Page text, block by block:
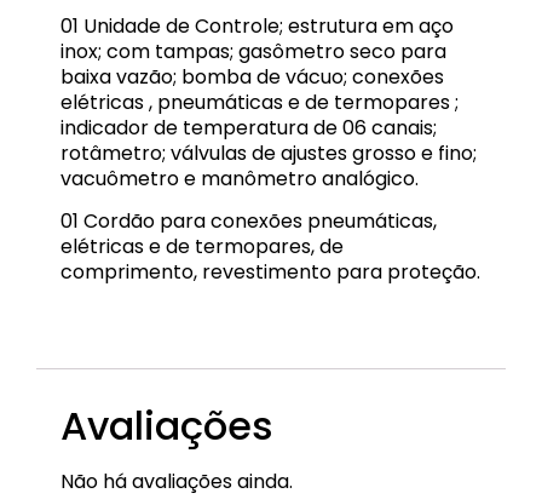
01 Unidade de Controle; estrutura em aço
inox; com tampas; gasômetro seco para
baixa vazão; bomba de vácuo; conexões
elétricas , pneumáticas e de termopares ;
indicador de temperatura de 06 canais;
rotâmetro; válvulas de ajustes grosso e fino;
vacuômetro e manômetro analógico.
01 Cordão para conexões pneumáticas,
elétricas e de termopares, de
comprimento, revestimento para proteção.
Avaliações
Não há avaliações ainda.